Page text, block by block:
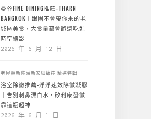
曼谷FINE DINING推薦-THARN
BANGKOK｜跟團不會帶你來的老
城區美食，大食量都會飽還吃進
時空縮影
2026 年 6 月 12 日
老屋翻新裝潢新家細節控 精選特輯
浴室除黴推薦-淨淨速效除黴凝膠
｜告別刺鼻漂白水，矽利康發黴
靠這瓶超神
2026 年 6 月 1 日